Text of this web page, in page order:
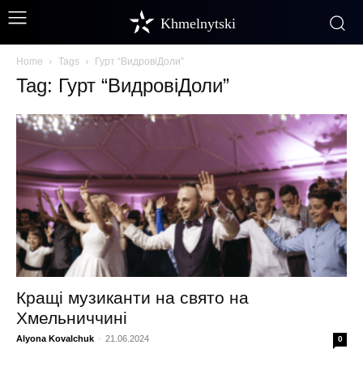
Khmelnytski
Home Tags Гурт “ВидровіДоли”
Tag: Гурт “ВидровіДоли”
Кращі музиканти на свято на
Хмельниччині
Alyona Kovalchuk - 21.06.2024 0